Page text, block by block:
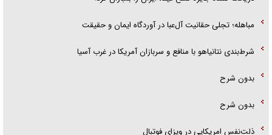
مباهله؛ تجلی حقانیت آل‌عبا در آوردگاه ایمان و حقیقت
شرط‌بندی نتانیاهو با منافع و سربازان آمریکا در غرب آسیا
بدون شرح
بدون شرح
ذلت‌نفس امریکایی در ویزای فوتبال